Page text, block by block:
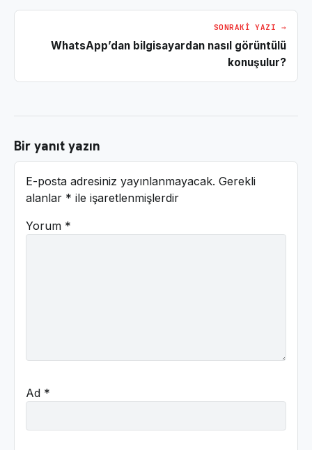
SONRAKI YAZI →
WhatsApp’dan bilgisayardan nasıl görüntülü
konuşulur?
Bir yanıt yazın
E-posta adresiniz yayınlanmayacak. Gerekli
alanlar * ile işaretlenmişlerdir
Yorum *
Ad *